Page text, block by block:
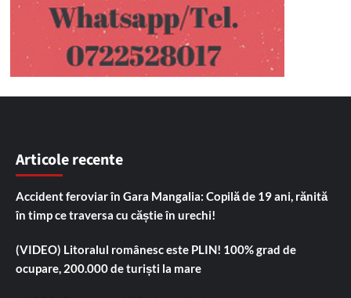
Articole recente
Accident feroviar în Gara Mangalia: Copilă de 19 ani, rănită
în timp ce traversa cu căștie în urechi!
(VIDEO) Litoralul românesc este PLIN! 100% grad de
ocupare, 200.000 de turiști la mare